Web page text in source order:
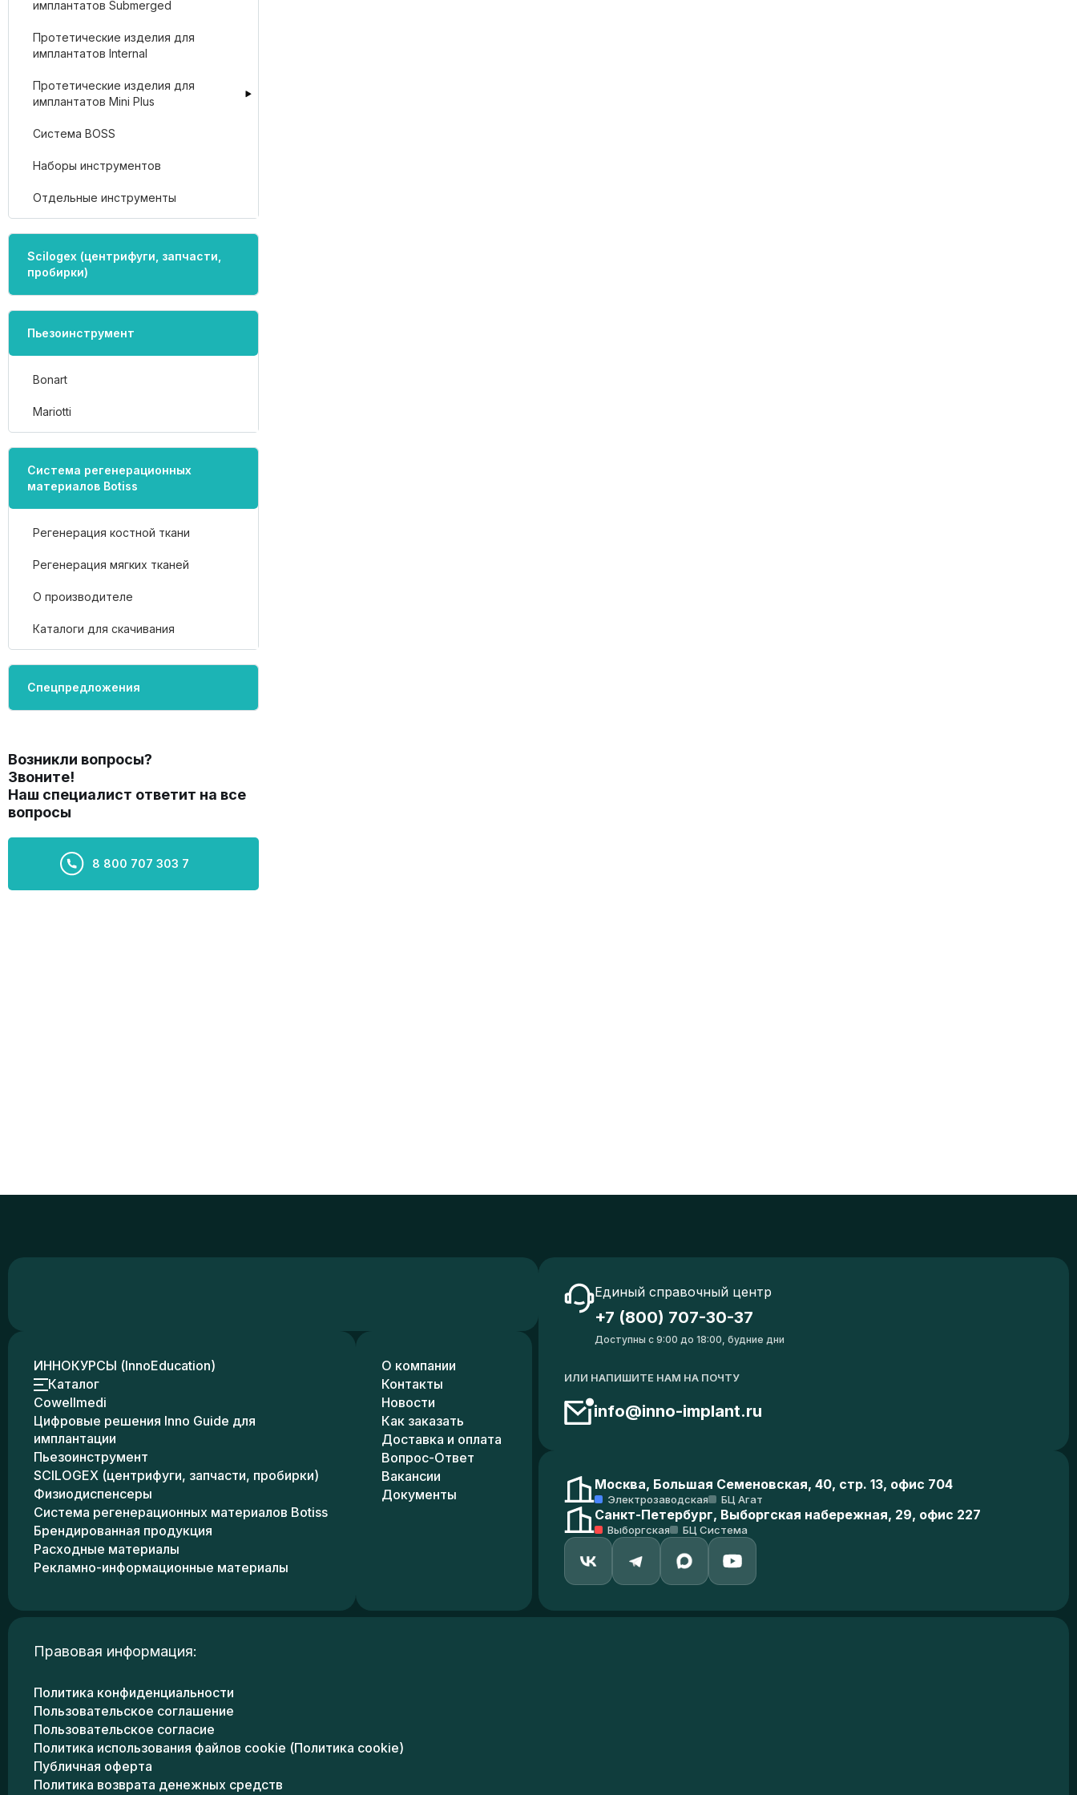
имплантатов Submerged
Протетические изделия для
имплантатов Internal
Протетические изделия для
имплантатов Mini Plus
Система BOSS
Наборы инструментов
Отдельные инструменты
Scilogex (центрифуги, запчасти,
пробирки)
Пьезоинструмент
Bonart
Mariotti
Система регенерационных
материалов Botiss
Регенерация костной ткани
Регенерация мягких тканей
О производителе
Каталоги для скачивания
Спецпредложения
Возникли вопросы?
Звоните!
Наш специалист ответит на все
вопросы
8 800 707 303 7
ИННОКУРСЫ (InnoEducation)
Каталог
Cowellmedi
Цифровые решения Inno Guide для
имплантации
Пьезоинструмент
SCILOGEX (центрифуги, запчасти, пробирки)
Физиодиспенсеры
Система регенерационных материалов Botiss
Брендированная продукция
Расходные материалы
Рекламно-информационные материалы
О компании
Контакты
Новости
Как заказать
Доставка и оплата
Вопрос-Ответ
Вакансии
Документы
Единый справочный центр
+7 (800) 707-30-37
Доступны с 9:00 до 18:00, будние дни
ИЛИ НАПИШИТЕ НАМ НА ПОЧТУ
info@inno-implant.ru
Москва, Большая Семеновская, 40, стр. 13, офис 704
Электрозаводская БЦ Агат
Санкт-Петербург, Выборгская набережная, 29, офис 227
Выборгская БЦ Система
Правовая информация:
Политика конфиденциальности
Пользовательское соглашение
Пользовательское согласие
Политика использования файлов cookie (Политика cookie)
Публичная оферта
Политика возврата денежных средств